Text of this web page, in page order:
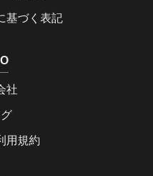
基づく表記
社
用規約